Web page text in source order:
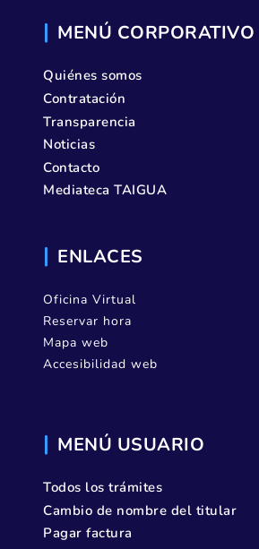
MENÚ CORPORATIVO
Quiénes somos
Contratación
Transparencia
Noticias
Contacto
Mediateca TAIGUA
ENLACES
Oficina Virtual
Reservar hora
Mapa web
Accesibilidad web
MENÚ USUARIO
Todos los trámites
Cambio de nombre del titular
Pagar factura